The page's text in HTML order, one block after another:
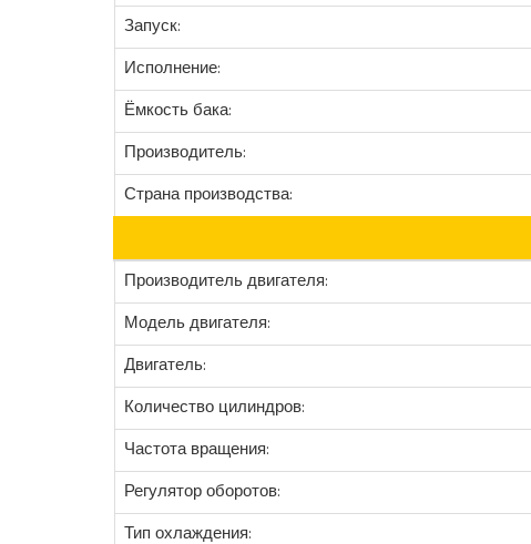
Запуск:
Исполнение:
Ёмкость бака:
Производитель:
Страна производства:
Производитель двигателя:
Модель двигателя:
Двигатель:
Количество цилиндров:
Частота вращения:
Регулятор оборотов:
Тип охлаждения: